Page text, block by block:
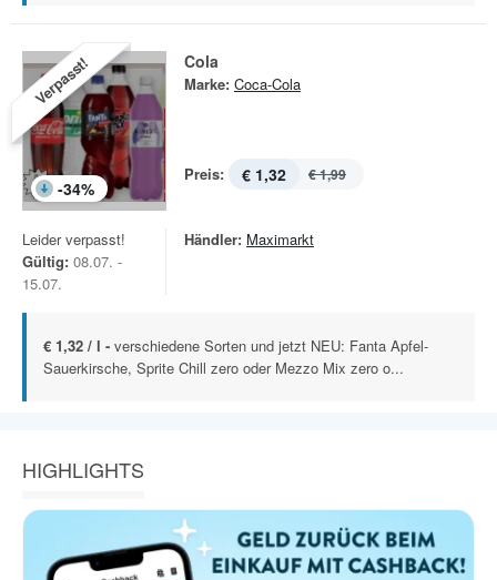
Verpasst!
-34%
Cola
Marke: Coca-Cola
Preis: € 1,32 € 1,99
Leider verpasst!
Gültig: 08.07. -
15.07.
Händler: Maximarkt
€ 1,32 / l - verschiedene Sorten und jetzt NEU: Fanta Apfel-
Sauerkirsche, Sprite Chill zero oder Mezzo Mix zero o...
HIGHLIGHTS